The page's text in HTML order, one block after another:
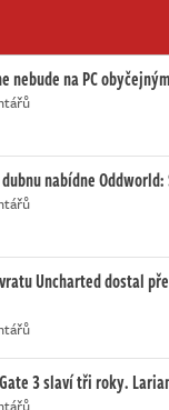
nebude na PC
dubnu nabídne
Uncharted dostal
3 slaví tři roky.